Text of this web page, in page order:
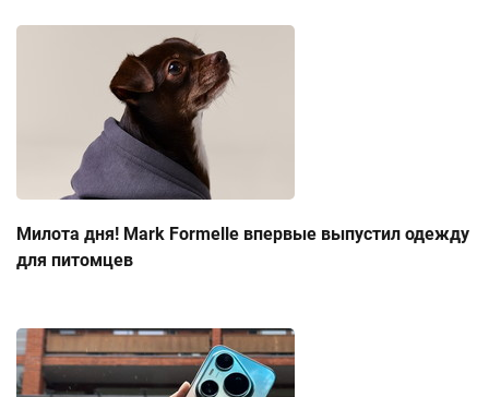
Милота дня! Mark Formelle впервые выпустил одежду
для питомцев